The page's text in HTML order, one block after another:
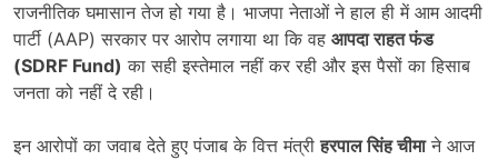
राजनीतिक घमासान तेज हो गया है। भाजपा नेताओं ने हाल ही में आम आदमी
पार्टी (AAP) सरकार पर आरोप लगाया था कि वह आपदा राहत फंड
(SDRF Fund) का सही इस्तेमाल नहीं कर रही और इस पैसों का हिसाब
जनता को नहीं दे रही।
इन आरोपों का जवाब देते हुए पंजाब के वित्त मंत्रीहरपाल सिंह चीमाने आज